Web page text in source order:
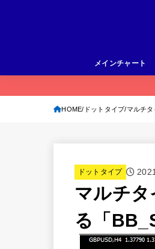
メインチャート
HOME ドットタイプ マルチ
ドットタイプ
マルチ
る「